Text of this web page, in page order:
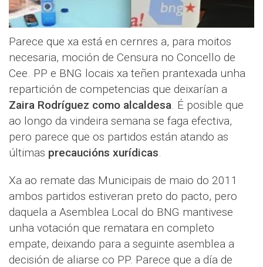
Parece que xa está en cernres a, para moitos
necesaria, moción de Censura no Concello de
Cee. PP e BNG locais xa teñen prantexada unha
repartición de competencias que deixarían a
Zaira Rodríguez como alcaldesa. É posible que
ao longo da vindeira semana se faga efectiva,
pero parece que os partidos están atando as
últimas precaucións xurídicas.
Xa ao remate das Municipais de maio do 2011
ambos partidos estiveran preto do pacto, pero
daquela a Asemblea Local do BNG mantivese
unha votación que rematara en completo
empate, deixando para a seguinte asemblea a
decisión de aliarse co PP. Parece que a día de